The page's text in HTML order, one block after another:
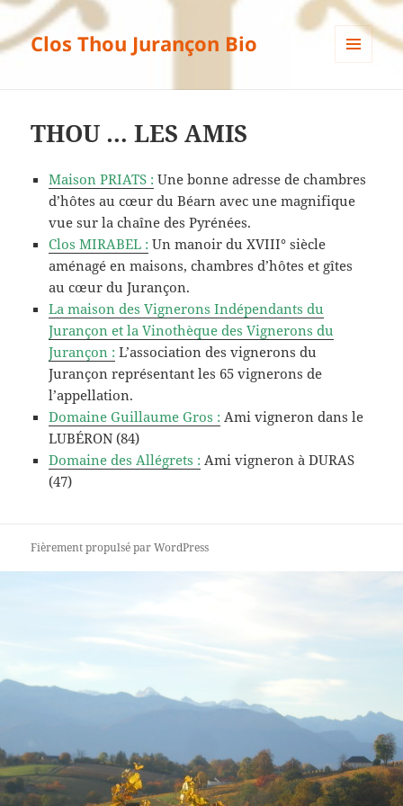
Clos Thou Jurançon Bio
THOU … LES AMIS
Maison PRIATS : Une bonne adresse de chambres
d’hôtes au cœur du Béarn avec une magnifique
vue sur la chaîne des Pyrénées.
Clos MIRABEL : Un manoir du XVIII° siècle
aménagé en maisons, chambres d’hôtes et gîtes
au cœur du Jurançon.
La maison des Vignerons Indépendants du
Jurançon et la Vinothèque des Vignerons du
Jurançon : L’association des vignerons du
Jurançon représentant les 65 vignerons de
l’appellation.
Domaine Guillaume Gros : Ami vigneron dans le
LUBÉRON (84)
Domaine des Allégrets : Ami vigneron à DURAS
(47)
Fièrement propulsé par WordPress